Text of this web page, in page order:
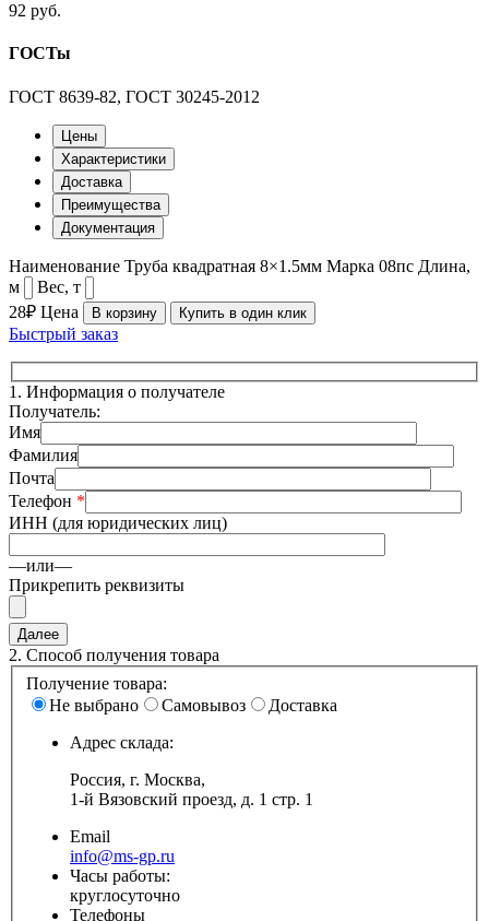
92 руб.
ГОСТы
ГОСТ 8639-82, ГОСТ 30245-2012
Цены
Характеристики
Доставка
Преимущества
Документация
Наименование Труба квадратная 8×1.5мм Марка 08пс Длина,
м
Вес, т
28₽ Цена В корзину Купить в один клик
Быстрый заказ
1. Информация о получателе
Получатель:
Имя
Фамилия
Почта
Телефон *
ИНН (для юридических лиц)
—или—
Прикрепить реквизиты
2. Способ получения товара
Получение товара:
Не выбрано
Самовывоз
Доставка
Адрес склада:
Россия, г. Москва,
1-й Вязовский проезд, д. 1 стр. 1
Email
info@ms-gp.ru
Часы работы:
круглосуточно
Телефоны